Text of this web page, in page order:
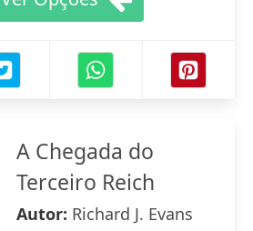
A Chegada do
Terceiro Reich
Autor: Richard J. Evans